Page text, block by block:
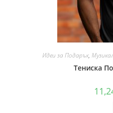
Идеи за Подарък,
Тениска